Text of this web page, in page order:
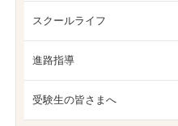
スクールライフ
進路指導
受験生の皆さまへ